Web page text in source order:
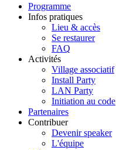
Programme
Infos pratiques
Lieu & accès
Se restaurer
FAQ
Activités
Village associatif
Install Party
LAN Party
Initiation au code
Partenaires
Contribuer
Devenir speaker
L'équipe